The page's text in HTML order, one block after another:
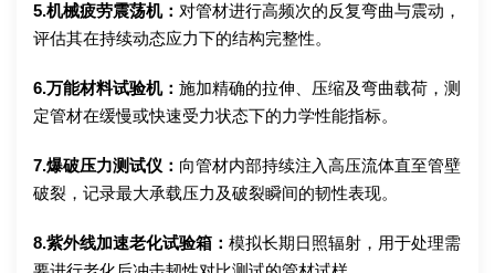
5.机械疲劳震荡机： 对管材进行高频次的反复弯曲与震动，
评估其在持续动态应力下的结构完整性。
6.万能材料试验机： 施加精确的拉伸、压缩及弯曲载荷，测
定管材在缓慢或快速受力状态下的力学性能指标。
7.爆破压力测试仪： 向管材内部持续注入高压流体直至管壁
破裂，记录最大承载压力及破裂瞬间的韧性表现。
8.紫外线加速老化试验箱： 模拟长期日照辐射，用于处理需